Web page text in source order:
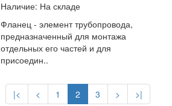
Наличие: На складе
Фланец - элемент трубопровода,
предназначенный для монтажа
отдельных его частей и для
присоедин..
|< < 1 2 3 > >|